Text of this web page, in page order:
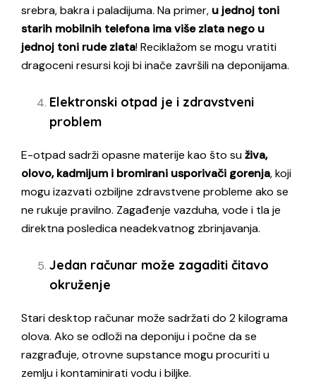
srebra, bakra i paladijuma. Na primer, u jednoj toni
starih mobilnih telefona ima više zlata nego u
jednoj toni rude zlata! Reciklažom se mogu vratiti
dragoceni resursi koji bi inače završili na deponijama.
Elektronski otpad je i zdravstveni
problem
E-otpad sadrži opasne materije kao što suživa,
olovo, kadmijum i bromirani usporivači gorenja, koji
mogu izazvati ozbiljne zdravstvene probleme ako se
ne rukuje pravilno. Zagađenje vazduha, vode i tla je
direktna posledica neadekvatnog zbrinjavanja.
Jedan računar može zagaditi čitavo
okruženje
Stari desktop računar može sadržati do 2 kilograma
olova. Ako se odloži na deponiju i počne da se
razgrađuje, otrovne supstance mogu procuriti u
zemlju i kontaminirati vodu i biljke.